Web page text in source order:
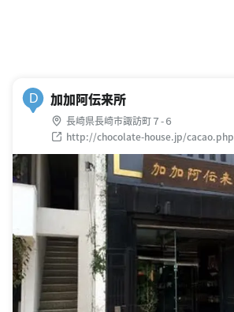
D 加加阿伝来所
長崎県長崎市諏訪町７-６
http://chocolate-house.jp/cacao.php